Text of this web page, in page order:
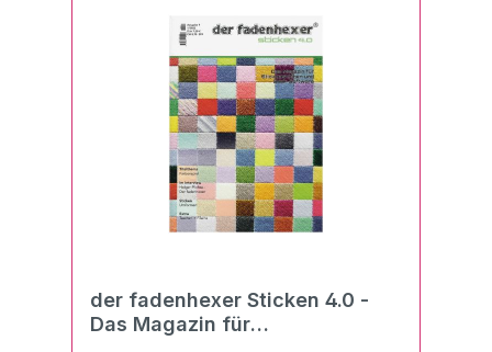
der fadenhexer Sticken 4.0 -
Das Magazin für